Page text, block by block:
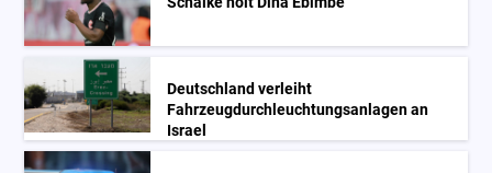
Deutschland verleiht
Fahrzeugdurchleuchtungsanlagen an
Israel